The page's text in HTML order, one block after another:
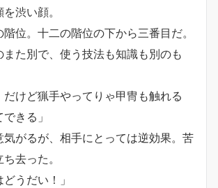
渋い顔。
位。十二の階位の下から三番目だ。
た別で、使う技法も知識も別のも
だけど猟手やってりゃ甲冑も触れる
きる」
がるが、相手にとっては逆効果。苦
去った。
どうだい！」